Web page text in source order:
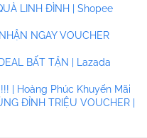
LINH ĐÌNH | Shopee
NGAY VOUCHER
BẤT TẬN | Lazada
| Hoàng Phúc Khuyến Mãi
ĐỈNH TRIỆU VOUCHER |